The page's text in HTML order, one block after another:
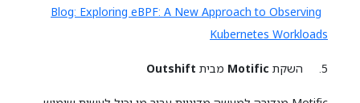
Blog: Exploring eBPF: A New Approach to Observing
Kubernetes Workloads
5. השקת Motific מבית Outshift